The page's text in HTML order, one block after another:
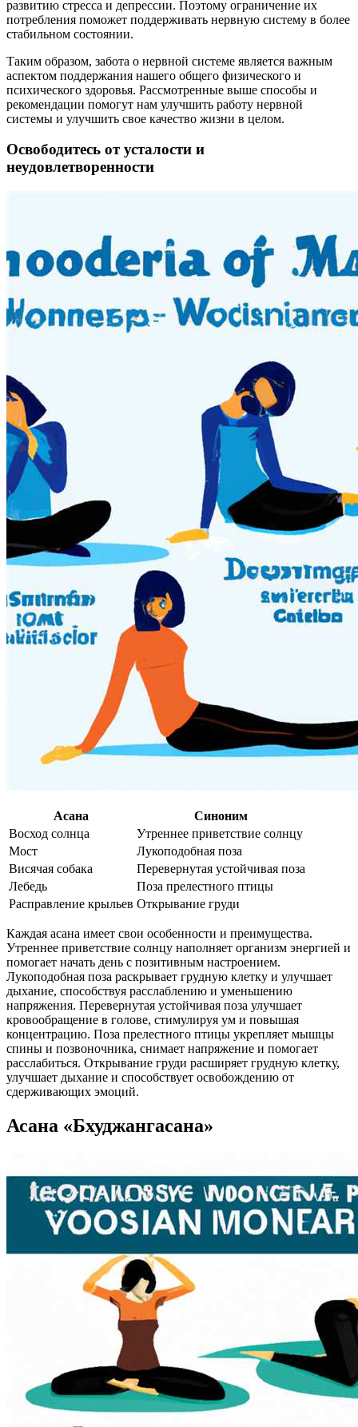
развитию стресса и депрессии. Поэтому ограничение их
потребления поможет поддерживать нервную систему в более
стабильном состоянии.
Таким образом, забота о нервной системе является важным
аспектом поддержания нашего общего физического и
психического здоровья. Рассмотренные выше способы и
рекомендации помогут нам улучшить работу нервной
системы и улучшить свое качество жизни в целом.
Освободитесь от усталости и
неудовлетворенности
Асана
Синоним
Восход солнца
Утреннее приветствие солнцу
Мост
Лукоподобная поза
Висячая собака
Перевернутая устойчивая поза
Лебедь
Поза прелестного птицы
Расправление крыльев Открывание груди
Каждая асана имеет свои особенности и преимущества.
Утреннее приветствие солнцу наполняет организм энергией и
помогает начать день с позитивным настроением.
Лукоподобная поза раскрывает грудную клетку и улучшает
дыхание, способствуя расслаблению и уменьшению
напряжения. Перевернутая устойчивая поза улучшает
кровообращение в голове, стимулируя ум и повышая
концентрацию. Поза прелестного птицы укрепляет мышцы
спины и позвоночника, снимает напряжение и помогает
расслабиться. Открывание груди расширяет грудную клетку,
улучшает дыхание и способствует освобождению от
сдерживающих эмоций.
Асана «Бхуджангасана»